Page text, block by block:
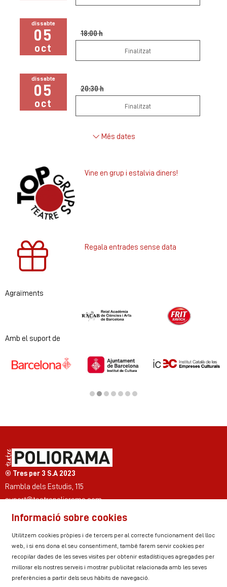
dissabte
05
oct
18:00 h
Finalitzat
dissabte
05
oct
20:30 h
Finalitzat
Més dates
Vine en grup i estalvia diners!
Regala entrades sense data
Agraïments
Diapositiva 1 de 2
Amb el suport de
© Tres per 3 S.A 2023
Rambla dels Estudis, 115
suport@teatrepoliorama.com
Link a instagram
Link a youtube
Link a twitter
Link a facebook
Link a ticktok
Link a linkedin
Sitemap Avís Legal Ús de Cookies
Informació sobre cookies
Utilitzem cookies pròpies i de tercers per al correcte funcionament del lloc
web, i si ens dona el seu consentiment, també farem servir cookies per
recopilar dades de les seves visites per obtenir estadístiques agregades per
millorar els nostres serveis i mostrar publicitat relacionada amb les seves
preferències a partir dels seus hàbits de navegació.